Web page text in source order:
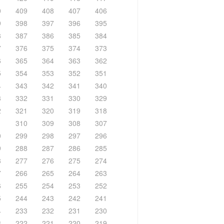
409 408 407
406
398 397 396
395
387 386 385
384
376 375 374
373
365 364 363
362
354 353 352
351
343 342 341
340
332 331 330
329
321 320 319
318
310 309 308
307
299 298 297
296
288 287 286
285
277 276 275
274
266 265 264
263
255 254 253
252
244 243 242
241
233 232 231
230